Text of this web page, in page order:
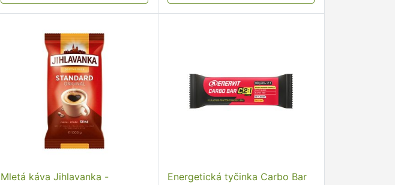
Mletá káva Jihlavanka - Energetická tyčinka Carbo Bar